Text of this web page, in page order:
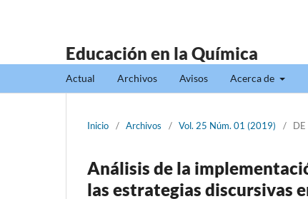
Educación en la Química
Actual Archivos Avisos Acerca de
Inicio / Archivos / Vol. 25 Núm. 01 (2019) / DE
Análisis de la
las estrategias discursivas